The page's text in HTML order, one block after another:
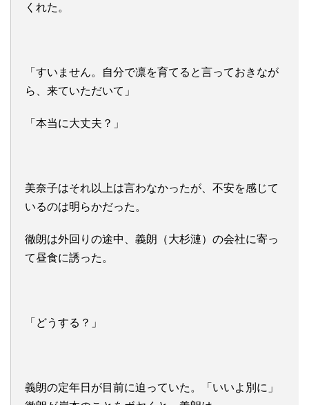
くれた。
「すいません。自分で凛を育てると言っておきなが
ら、来ていただいて」
「本当に大丈夫？」
美奈子はそれ以上は言わなかったが、不安を感じて
いるのは明らかだった。
徹朗は外回りの途中、義朗（大杉漣）の会社に寄っ
て昼食に誘った。
「どうする？」
義朗の定年日が目前に迫っていた。「いいよ別に」